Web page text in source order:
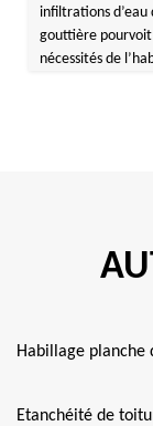
infiltrations d’eau
gouttière pourvoit
nécessités de
Habillage planche
Etanchéité de